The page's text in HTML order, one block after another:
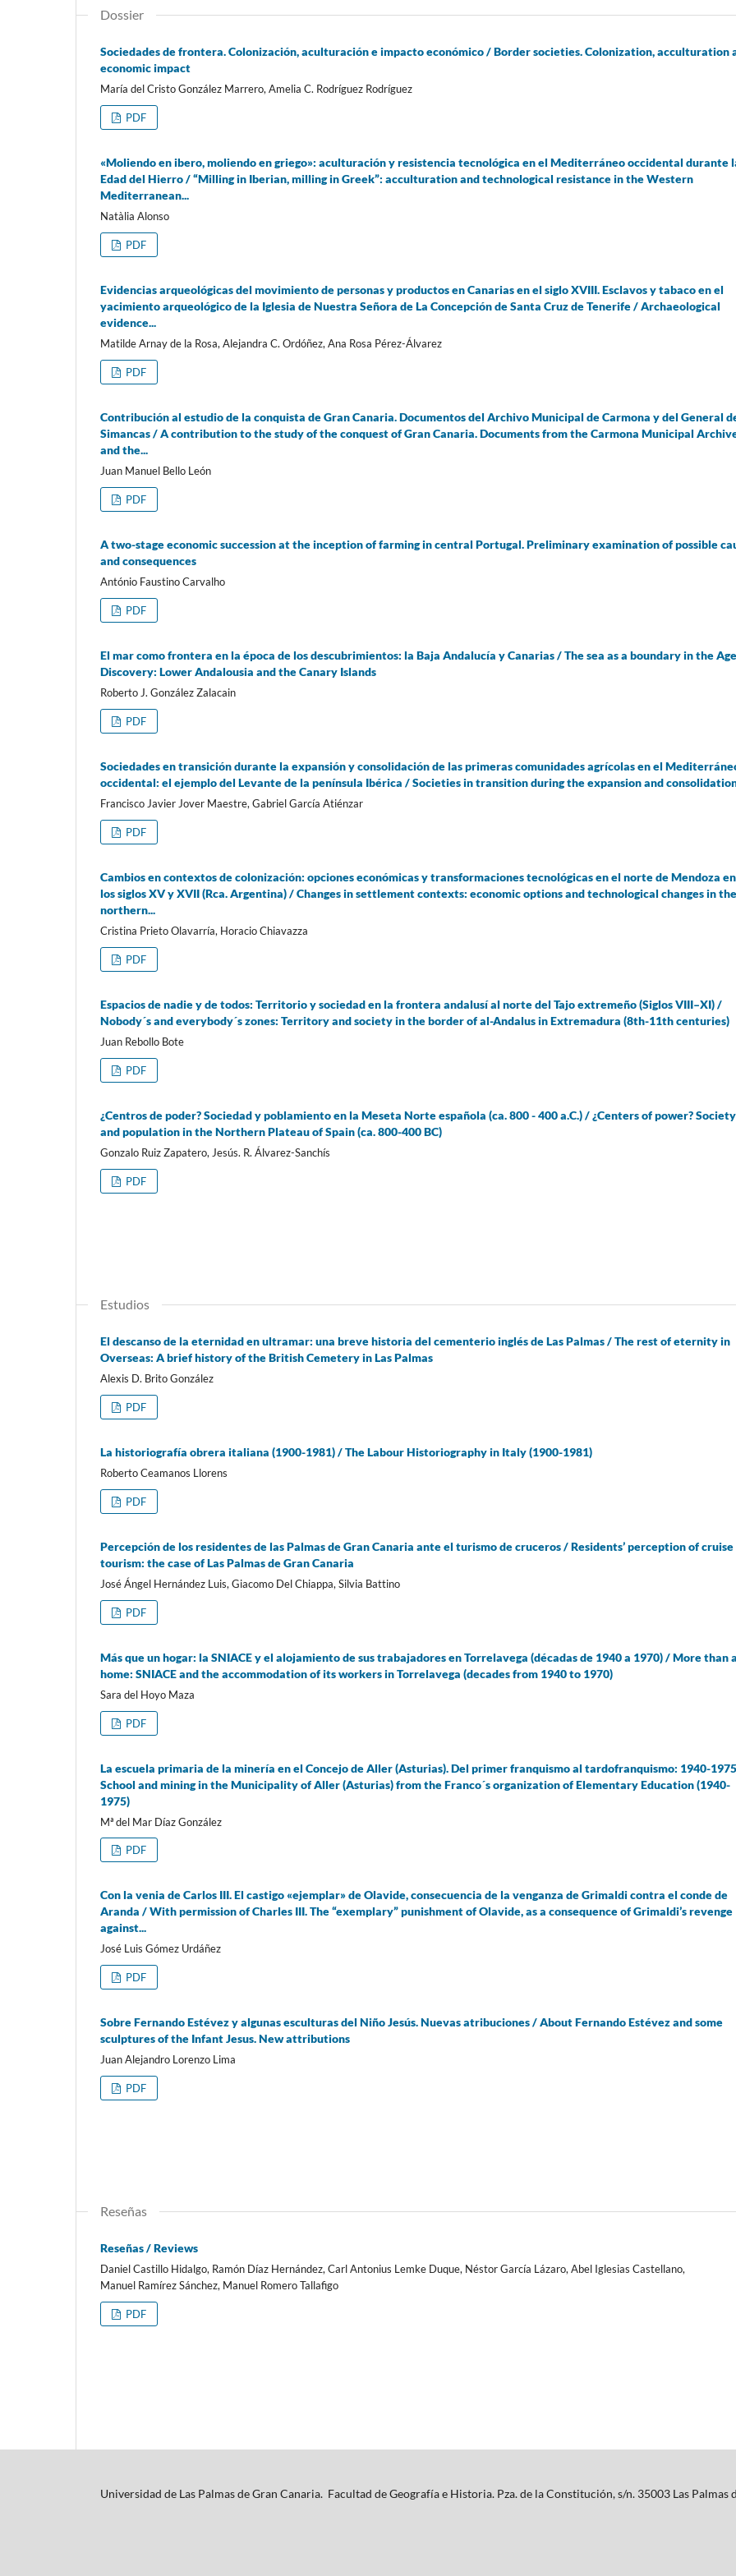
Dossier
Sociedades de frontera. Colonización, aculturación e impacto económico / Border societies. Colonization, acculturation
economic impact
María del Cristo González Marrero, Amelia C. Rodríguez Rodríguez
PDF
«Moliendo en ibero, moliendo en griego»: aculturación y resistencia tecnológica en el Mediterráneo occidental durante
Edad del Hierro / “Milling in Iberian, milling in Greek”: acculturation and technological resistance in the Western
Mediterranean...
Natàlia Alonso
PDF
Evidencias arqueológicas del movimiento de personas y productos en Canarias en el siglo XVIII. Esclavos y tabaco en el
yacimiento arqueológico de la Iglesia de Nuestra Señora de La Concepción de Santa Cruz de Tenerife / Archaeological
evidence...
Matilde Arnay de la Rosa, Alejandra C. Ordóñez, Ana Rosa Pérez-Álvarez
PDF
Contribución al estudio de la conquista de Gran Canaria. Documentos del Archivo Municipal de Carmona y del General
Simancas / A contribution to the study of the conquest of Gran Canaria. Documents from the Carmona Municipal
and the...
Juan Manuel Bello León
PDF
A two-stage economic succession at the inception of farming in central Portugal. Preliminary examination of possible
and consequences
António Faustino Carvalho
PDF
El mar como frontera en la época de los descubrimientos: la Baja Andalucía y Canarias / The sea as a boundary in the
Discovery: Lower Andalousia and the Canary Islands
Roberto J. González Zalacain
PDF
Sociedades en transición durante la expansión y consolidación de las primeras comunidades agrícolas en el
occidental: el ejemplo del Levante de la península Ibérica / Societies in transition during the expansion and
Francisco Javier Jover Maestre, Gabriel García Atiénzar
PDF
Cambios en contextos de colonización: opciones económicas y transformaciones tecnológicas en el norte de Mendoza
los siglos XV y XVII (Rca. Argentina) / Changes in settlement contexts: economic options and technological changes in the
northern...
Cristina Prieto Olavarría, Horacio Chiavazza
PDF
Espacios de nadie y de todos: Territorio y sociedad en la frontera andalusí al norte del Tajo extremeño (Siglos VIII–XI) /
Nobody´s and everybody´s zones: Territory and society in the border of al-Andalus in Extremadura (8th-11th centuries)
Juan Rebollo Bote
PDF
¿Centros de poder? Sociedad y poblamiento en la Meseta Norte española (ca. 800 - 400 a.C.) / ¿Centers of power? Society
and population in the Northern Plateau of Spain (ca. 800-400 BC)
Gonzalo Ruiz Zapatero, Jesús. R. Álvarez-Sanchís
PDF
Estudios
El descanso de la eternidad en ultramar: una breve historia del cementerio inglés de Las Palmas / The rest of eternity in
Overseas: A brief history of the British Cemetery in Las Palmas
Alexis D. Brito González
PDF
La historiografía obrera italiana (1900-1981) / The Labour Historiography in Italy (1900-1981)
Roberto Ceamanos Llorens
PDF
Percepción de los residentes de las Palmas de Gran Canaria ante el turismo de cruceros / Residents’ perception of cruise
tourism: the case of Las Palmas de Gran Canaria
José Ángel Hernández Luis, Giacomo Del Chiappa, Silvia Battino
PDF
Más que un hogar: la SNIACE y el alojamiento de sus trabajadores en Torrelavega (décadas de 1940 a 1970) / More than
home: SNIACE and the accommodation of its workers in Torrelavega (decades from 1940 to 1970)
Sara del Hoyo Maza
PDF
La escuela primaria de la minería en el Concejo de Aller (Asturias). Del primer franquismo al tardofranquismo: 1940-
School and mining in the Municipality of Aller (Asturias) from the Franco´s organization of Elementary Education (1940-
1975)
Mª del Mar Díaz González
PDF
Con la venia de Carlos III. El castigo «ejemplar» de Olavide, consecuencia de la venganza de Grimaldi contra el conde de
Aranda / With permission of Charles III. The “exemplary” punishment of Olavide, as a consequence of Grimaldi’s revenge
against...
José Luis Gómez Urdáñez
PDF
Sobre Fernando Estévez y algunas esculturas del Niño Jesús. Nuevas atribuciones / About Fernando Estévez and some
sculptures of the Infant Jesus. New attributions
Juan Alejandro Lorenzo Lima
PDF
Reseñas
Reseñas / Reviews
Daniel Castillo Hidalgo, Ramón Díaz Hernández, Carl Antonius Lemke Duque, Néstor García Lázaro, Abel Iglesias Castellano,
Manuel Ramírez Sánchez, Manuel Romero Tallafigo
PDF
Universidad de Las Palmas de Gran Canaria. Facultad de Geografía e Historia. Pza. de la Constitución, s/n. 35003 Las Palmas